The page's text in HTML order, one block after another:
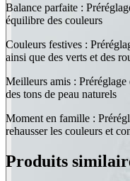
Balance parfaite :
équilibre des couleurs
Couleurs festives :
ainsi que des verts et des
Meilleurs amis :
des tons de peau naturels
Moment en famille :
rehausser les couleurs et
Produits